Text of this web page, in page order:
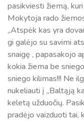
pasikviesti žiemą,
Mokytoja rado
„Atspėk kas yra
gi galėjo su savimi
snaigę , papasakojo
kokia žiema be
sniego kilimas!!! Ne
nukeliauti į „Baltąją
keletą užduočių.
pradėjo vaizduoti tai,